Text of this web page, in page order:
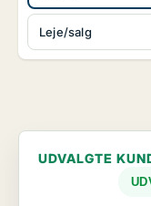
Leje/salg
UDVALGTE